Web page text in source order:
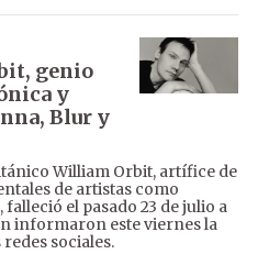
genio
y
Blur y
William Orbit, artífice de
de artistas como
el pasado 23 de julio a
informaron este viernes la
sociales.